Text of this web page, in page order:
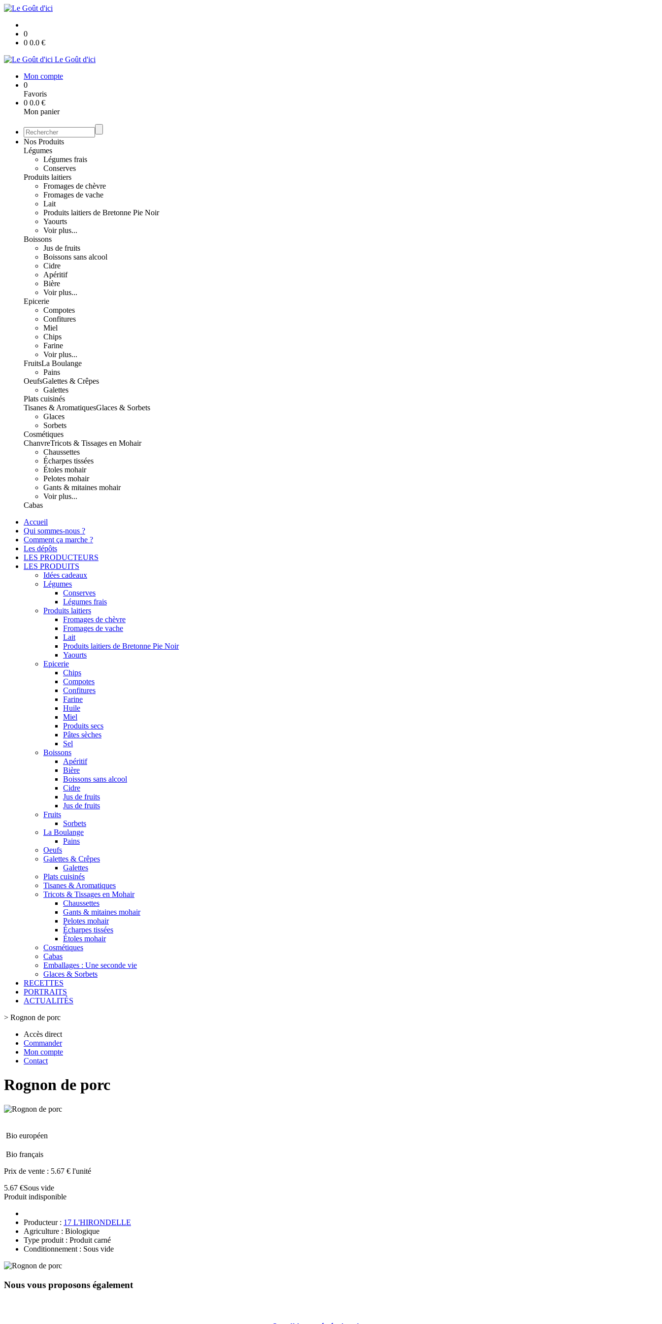
0
0 0.0 €
Le Goût d'ici
Mon compte
0
Favoris
0 0.0 €
Mon panier
Nos Produits
Légumes
Légumes frais
Conserves
Produits laitiers
Fromages de chèvre
Fromages de vache
Lait
Produits laitiers de Bretonne Pie Noir
Yaourts
Voir plus...
Boissons
Jus de fruits
Boissons sans alcool
Cidre
Apéritif
Bière
Voir plus...
Epicerie
Compotes
Confitures
Miel
Chips
Farine
Voir plus...
FruitsLa Boulange
Pains
OeufsGalettes & Crêpes
Galettes
Plats cuisinés
Tisanes & AromatiquesGlaces & Sorbets
Glaces
Sorbets
Cosmétiques
ChanvreTricots & Tissages en Mohair
Chaussettes
Écharpes tissées
Étoles mohair
Pelotes mohair
Gants & mitaines mohair
Voir plus...
Cabas
Accueil
Qui sommes-nous ?
Comment ça marche ?
Les dépôts
LES PRODUCTEURS
LES PRODUITS
Idées cadeaux
Légumes
Conserves
Légumes frais
Produits laitiers
Fromages de chèvre
Fromages de vache
Lait
Produits laitiers de Bretonne Pie Noir
Yaourts
Epicerie
Chips
Compotes
Confitures
Farine
Huile
Miel
Produits secs
Pâtes sèches
Sel
Boissons
Apéritif
Bière
Boissons sans alcool
Cidre
Jus de fruits
Jus de fruits
Fruits
Sorbets
La Boulange
Pains
Oeufs
Galettes & Crêpes
Galettes
Plats cuisinés
Tisanes & Aromatiques
Tricots & Tissages en Mohair
Chaussettes
Gants & mitaines mohair
Pelotes mohair
Écharpes tissées
Étoles mohair
Cosmétiques
Cabas
Emballages : Une seconde vie
Glaces & Sorbets
RECETTES
PORTRAITS
ACTUALITÉS
> Rognon de porc
Accès direct
Commander
Mon compte
Contact
Rognon de porc
Bio européen
Bio français
Prix de vente : 5.67 € l'unité
5.67 €Sous vide
Produit indisponible
Producteur : 17 L'HIRONDELLE
Agriculture : Biologique
Type produit : Produit carné
Conditionnement : Sous vide
Nous vous proposons également